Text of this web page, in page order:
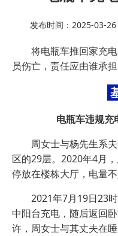
发布时间：2025-03-
将电瓶车推回家充
员伤亡，责任应由谁承担
电瓶车违规充
周女士与杨先生系
区的29层。2020年4月
停放在楼栋大厅，电量不
2021年7月19日23
中阳台充电，随后返回
许，周女士与其丈夫在